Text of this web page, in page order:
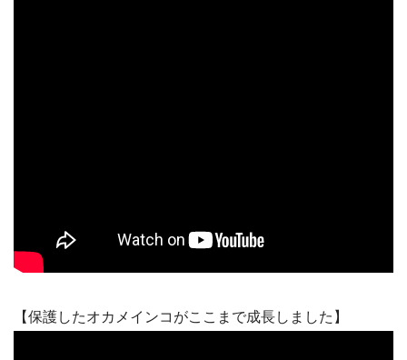
【保護したオカメインコがここまで成長しました】